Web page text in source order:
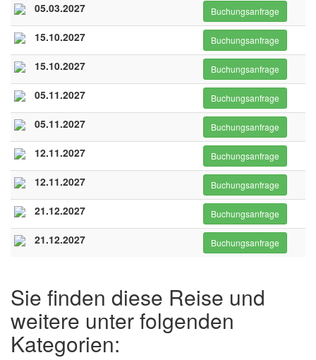
05.03.2027 Buchungsanfrage
15.10.2027 Buchungsanfrage
15.10.2027 Buchungsanfrage
05.11.2027 Buchungsanfrage
05.11.2027 Buchungsanfrage
12.11.2027 Buchungsanfrage
12.11.2027 Buchungsanfrage
21.12.2027 Buchungsanfrage
21.12.2027 Buchungsanfrage
Sie finden diese Reise und
weitere unter folgenden
Kategorien: